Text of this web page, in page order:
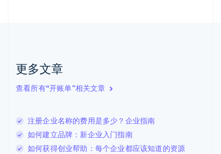
更多文章
查看所有“开账单”相关文章
注册企业名称的费用是多少？企业指南
如何建立品牌：新企业入门指南
如何获得创业帮助：每个企业都应该知道的资源
English
English
卢森堡
罗马尼亚
English